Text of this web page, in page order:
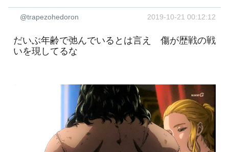
@trapezohedoron 2019-10-21 00:12:12
だいぶ年齢で弛んでいるとは言え 傷が歴戦の戦
いを現してるな